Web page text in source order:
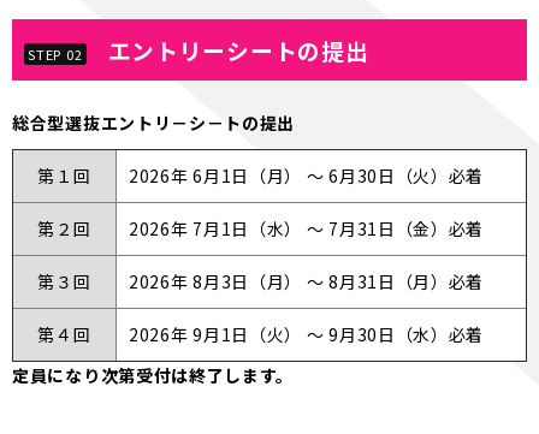
STEP 02 エントリーシートの提出
総合型選抜エントリ－シ－トの提出
第１回 2026年 6月1日（月） ～ 6月30日（火）必着
第２回 2026年 7月1日（水） ～ 7月31日（金）必着
第３回 2026年 8月3日（月） ～ 8月31日（月）必着
第４回
2026年 9月1日（火） ～ 9月30日（水）必着
定員になり次第受付は終了します。